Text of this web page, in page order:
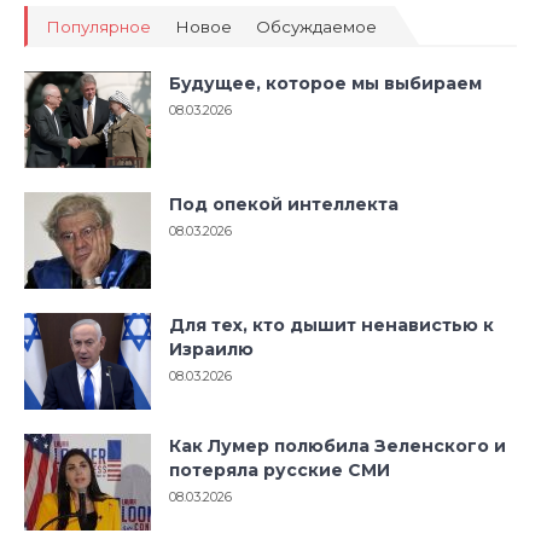
Популярное Новое Обсуждаемое
Будущее, которое мы выбираем
08.03.2026
Под опекой интеллекта
08.03.2026
Для тех, кто дышит ненавистью к
Израилю
08.03.2026
Как Лумер полюбила Зеленского и
потеряла русские СМИ
08.03.2026